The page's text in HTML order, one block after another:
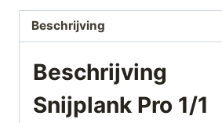
Beschrijving
Beschrijving
Snijplank Pro 1/1